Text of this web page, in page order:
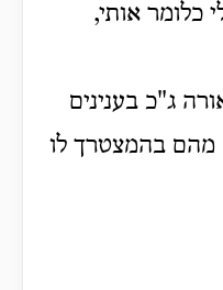
כלומר אותי,
ג"כ בענינים
מהם בהמצטרך לו